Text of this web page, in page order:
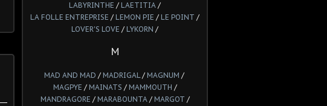
LABYRINTHE / LAETITIA /
LA FOLLE ENTREPRISE / LEMON PIE / LE POINT /
LOVER'S LOVE / LYKORN /
M
MAD AND MAD / MADRIGAL/ MAGNUM /
MAGPYE / MAINATS / MAMMOUTH /
MANDRAGORE / MARABOUNTA/ MARGOT /